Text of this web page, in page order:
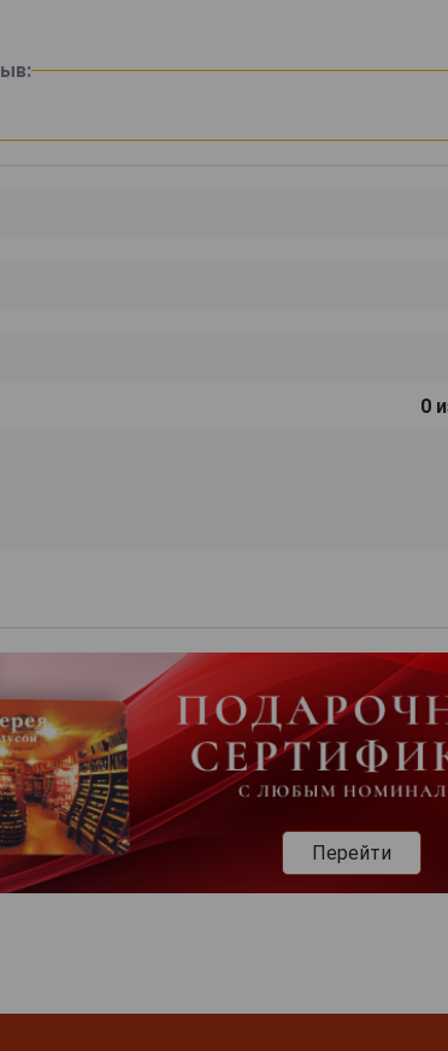
0
Перейти